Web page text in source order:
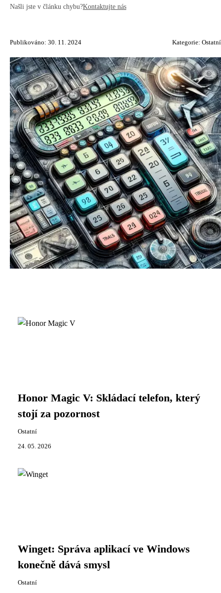
Našli jste v článku chybu?Kontaktujte nás
Publikováno: 30. 11. 2024 Kategorie: Ostatní
Honor Magic V: Skládací telefon, který
stojí za pozornost
Ostatní
24. 05. 2026
Winget: Správa aplikací ve Windows
konečně dává smysl
Ostatní